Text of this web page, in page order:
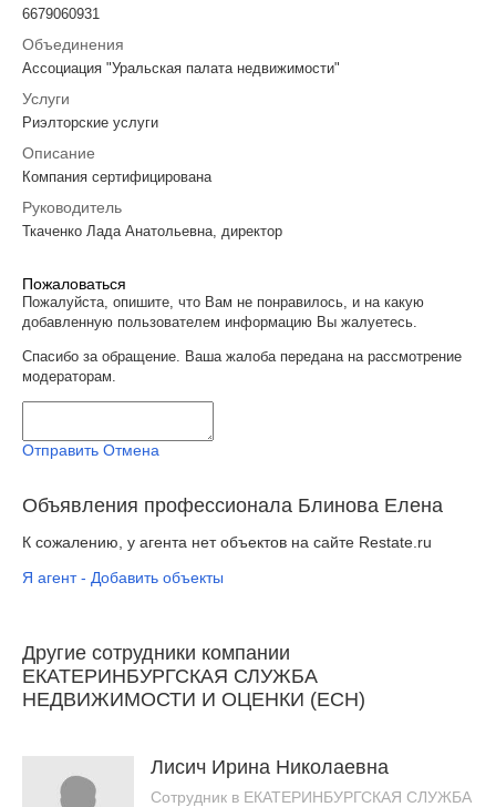
6679060931
Объединения
Ассоциация "Уральская палата недвижимости"
Услуги
Риэлторские услуги
Описание
Компания сертифицирована
Руководитель
Ткаченко Лада Анатольевна, директор
Пожаловаться
Пожалуйста, опишите, что Вам не понравилось, и на какую
добавленную пользователем информацию Вы жалуетесь.
Спасибо за обращение. Ваша жалоба передана на рассмотрение
модераторам.
Отправить Отмена
Объявления профессионала Блинова Елена
К сожалению, у агента нет объектов на сайте Restate.ru
Я агент - Добавить объекты
Другие сотрудники компании
ЕКАТЕРИНБУРГСКАЯ СЛУЖБА
НЕДВИЖИМОСТИ И ОЦЕНКИ (ЕСН)
Лисич Ирина Николаевна
Сотрудник в ЕКАТЕРИНБУРГСКАЯ СЛУЖБА